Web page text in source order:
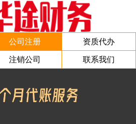
公司注册 资质代办
注销公司 联系我们